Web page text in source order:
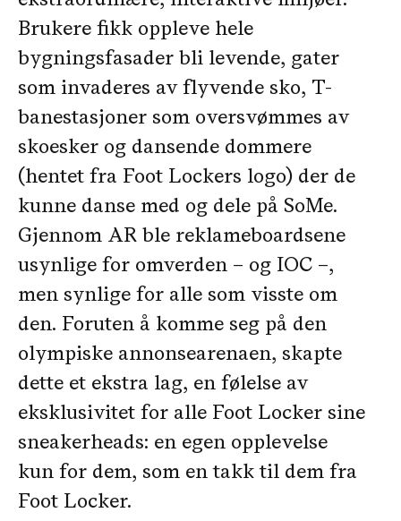
Brukere fikk oppleve hele
bygningsfasader bli levende, gater
som invaderes av flyvende sko, T-
banestasjoner som oversvømmes av
skoesker og dansende dommere
(hentet fra Foot Lockers logo) der de
kunne danse med og dele på SoMe.
Gjennom AR ble reklameboardsene
usynlige for omverden – og IOC –,
men synlige for alle som visste om
den. Foruten å komme seg på den
olympiske annonsearenaen, skapte
dette et ekstra lag, en følelse av
eksklusivitet for alle Foot Locker sine
sneakerheads: en egen opplevelse
kun for dem, som en takk til dem fra
Foot Locker.